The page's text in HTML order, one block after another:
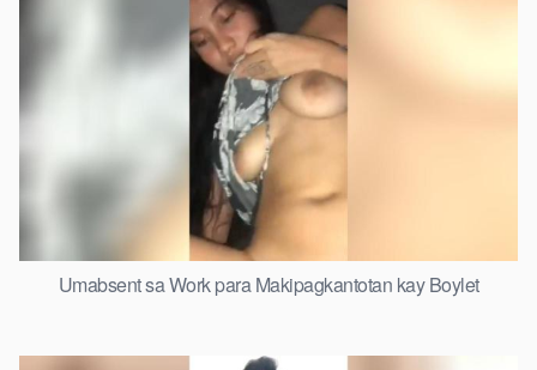
Umabsent sa Work para Makipagkantotan kay Boylet